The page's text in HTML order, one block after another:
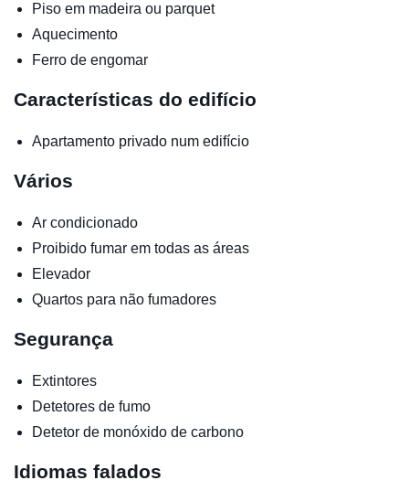
Piso em madeira ou parquet
Aquecimento
Ferro de engomar
Características do edifício
Apartamento privado num edifício
Vários
Ar condicionado
Proibido fumar em todas as áreas
Elevador
Quartos para não fumadores
Segurança
Extintores
Detetores de fumo
Detetor de monóxido de carbono
Idiomas falados